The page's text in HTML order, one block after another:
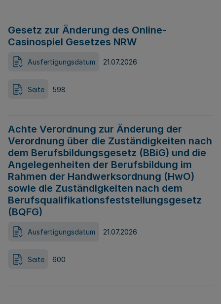
Gesetz zur Änderung des Online-
Casinospiel Gesetzes NRW
Ausfertigungsdatum 21.07.2026
Seite 598
Achte Verordnung zur Änderung der
Verordnung über die Zuständigkeiten nach
dem Berufsbildungsgesetz (BBiG) und die
Angelegenheiten der Berufsbildung im
Rahmen der Handwerksordnung (HwO)
sowie die Zuständigkeiten nach dem
Berufsqualifikationsfeststellungsgesetz
(BQFG)
Ausfertigungsdatum 21.07.2026
Seite 600